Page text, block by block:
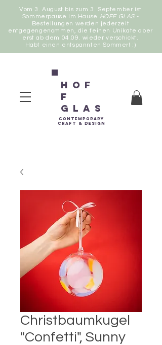
Vom 3. August bis zum 3. September ist
Sommerpause im Hause HOFF GLAS-
Bestellungen werden jederzeit
entgegengenommen, die feinen Unikate aber
erst ab dem 04.09. wieder verschickt.
Habt einen entspannten Sommer! :)
Hof
f
Glas
contemporary
Craft & Design
Christbaumkugel
"Confetti", Sunny